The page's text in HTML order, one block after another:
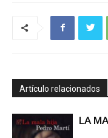
Artículo relacionados
LA